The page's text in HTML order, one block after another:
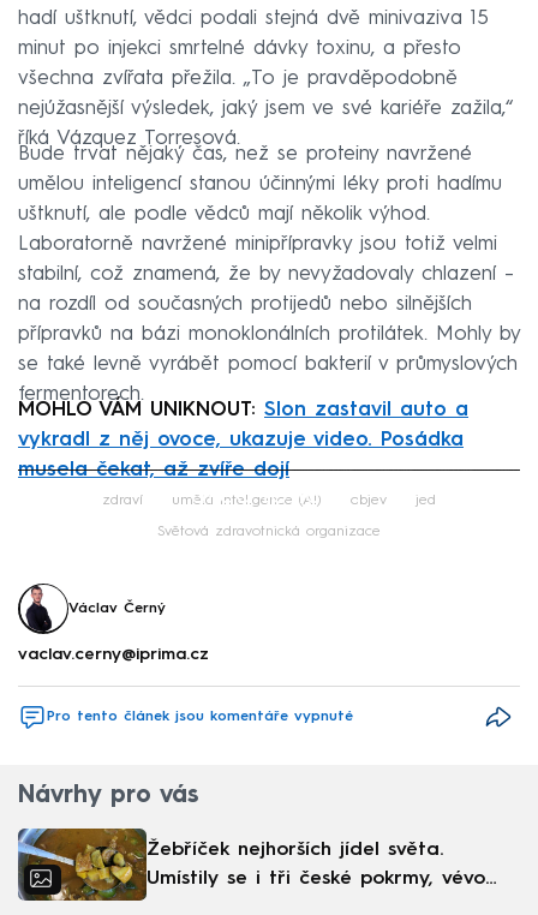
hadí uštknutí, vědci podali stejná dvě minivaziva 15
minut po injekci smrtelné dávky toxinu, a přesto
všechna zvířata přežila. „To je pravděpodobně
nejúžasnější výsledek, jaký jsem ve své kariéře zažila,“
říká Vázquez Torresová.
Bude trvat nějaký čas, než se proteiny navržené
umělou inteligencí stanou účinnými léky proti hadímu
uštknutí, ale podle vědců mají několik výhod.
Laboratorně navržené minipřípravky jsou totiž velmi
stabilní, což znamená, že by nevyžadovaly chlazení –
na rozdíl od současných protijedů nebo silnějších
přípravků na bázi monoklonálních protilátek. Mohly by
se také levně vyrábět pomocí bakterií v průmyslových
fermentorech.
MOHLO VÁM UNIKNOUT: Slon zastavil auto a
vykradl z něj ovoce, ukazuje video. Posádka
musela čekat, až zvíře dojí
Failed to fetch
zdraví umělá inteligence (AI) objev jed
Světová zdravotnická organizace
Václav Černý
vaclav.cerny@iprima.cz
Pro tento článek jsou komentáře vypnuté
Návrhy pro vás
Žebříček nejhorších jídel světa.
Umístily se i tři české pokrmy, vévodí